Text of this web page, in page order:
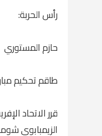
رأس الحربة:
حازم المستوري
طاقم تحكيم
قرر الاتحاد